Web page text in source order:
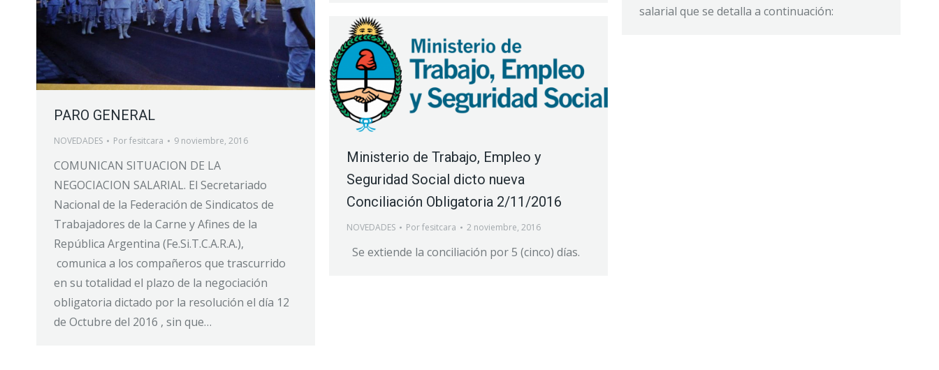
salarial que se detalla a continuación:
PARO GENERAL
NOVEDADES Porfesitcara 9 noviembre, 2016
COMUNICAN SITUACION DE LA
NEGOCIACION SALARIAL. El Secretariado
Nacional de la Federación de Sindicatos de
Trabajadores de la Carne y Afines de la
República Argentina (Fe.Si.T.C.A.R.A.),
comunica a los compañeros que trascurrido
en su totalidad el plazo de la negociación
obligatoria dictado por la resolución el día 12
de Octubre del 2016 , sin que…
Ministerio de Trabajo, Empleo y
Seguridad Social dicto nueva
Conciliación Obligatoria 2/11/2016
NOVEDADES Porfesitcara 2 noviembre, 2016
Se extiende la conciliación por 5 (cinco) días.